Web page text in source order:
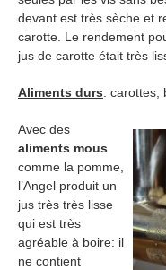
devant est très sèche et
carotte. Le rendement
jus de carotte était très
Aliments durs: carottes,
Avec des
aliments mous
comme la pomme,
l’Angel produit un
jus très très lisse
qui est très
agréable à boire: il
ne contient